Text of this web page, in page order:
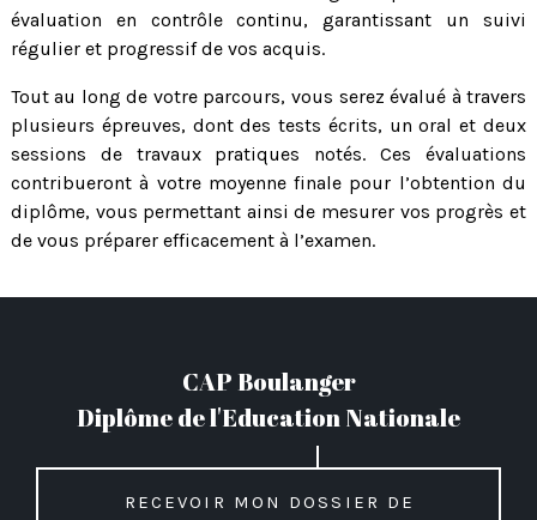
évaluation en contrôle continu, garantissant un suivi
régulier et progressif de vos acquis.
Tout au long de votre parcours, vous serez évalué à travers
plusieurs épreuves, dont des tests écrits, un oral et deux
sessions de travaux pratiques notés. Ces évaluations
contribueront à votre moyenne finale pour l’obtention du
diplôme, vous permettant ainsi de mesurer vos progrès et
de vous préparer efficacement à l’examen.
CAP Boulanger
Diplôme de l'Education Nationale
Recevoir mon dossier de